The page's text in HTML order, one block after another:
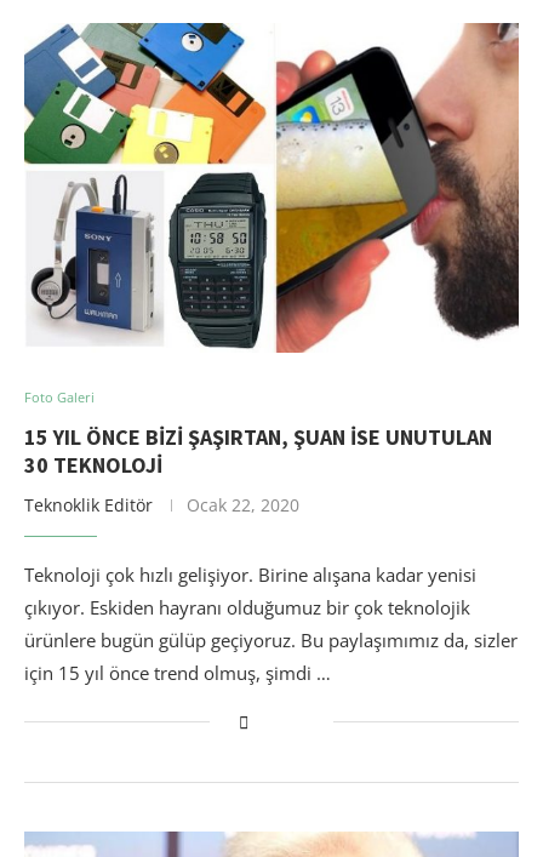
Foto Galeri
15 YIL ÖNCE BIZI ŞAŞIRTAN, ŞUAN ISE UNUTULAN
30 TEKNOLOJI
Teknoklik Editör Ocak 22, 2020
Teknoloji çok hızlı gelişiyor. Birine alışana kadar yenisi
çıkıyor. Eskiden hayranı olduğumuz bir çok teknolojik
ürünlere bugün gülüp geçiyoruz. Bu paylaşımımız da, sizler
için 15 yıl önce trend olmuş, şimdi …